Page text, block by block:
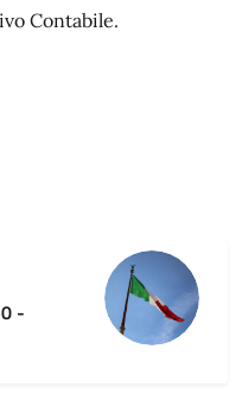
Contabile.
-